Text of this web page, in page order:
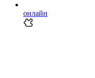
онлайн